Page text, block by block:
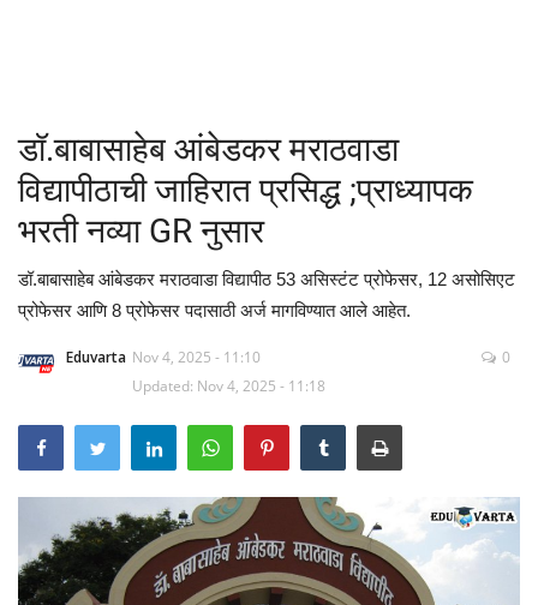
गॅलरी
Language
English Marathi
डॉ.बाबासाहेब आंबेडकर मराठवाडा
विद्यापीठाची जाहिरात प्रसिद्ध ;प्राध्यापक
भरती नव्या GR नुसार
डॉ.बाबासाहेब आंबेडकर मराठवाडा विद्यापीठ 53 असिस्टंट प्रोफेसर, 12 असोसिएट
प्रोफेसर आणि 8 प्रोफेसर पदासाठी अर्ज मागविण्यात आले आहेत.
Eduvarta Nov 4, 2025 - 11:10
Updated: Nov 4, 2025 - 11:18
0